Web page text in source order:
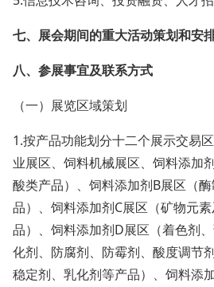
七、展会期间的重大活动策划和安
八、参展事宜及联系方式
（一）展览区域策划
1.按产品功能划分十二个展示交易
业展区、饲料机械展区、饲料添加
酸类产品）、饲料添加剂B展区（
品）、饲料添加剂C展区（矿物元
品）、饲料添加剂D展区（着色剂
化剂、防腐剂、防霉剂、酸度调节
稳定剂、乳化剂等产品）、饲料添